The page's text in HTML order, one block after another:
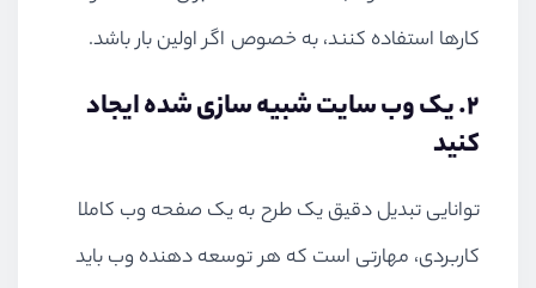
کارها استفاده کنند، به خصوص اگر اولین بار باشد.
۲. یک وب سایت شبیه سازی شده ایجاد
کنید
توانایی تبدیل دقیق یک طرح به یک صفحه وب کاملا
کاربردی، مهارتی است که هر توسعه دهنده وب باید